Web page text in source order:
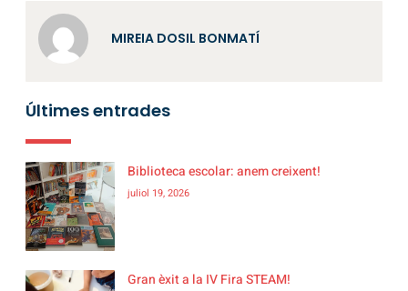
MIREIA DOSIL BONMATÍ
Últimes entrades
Biblioteca escolar: anem creixent!
juliol 19, 2026
Gran èxit a la IV Fira STEAM!